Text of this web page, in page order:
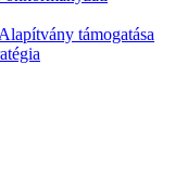
támogatása